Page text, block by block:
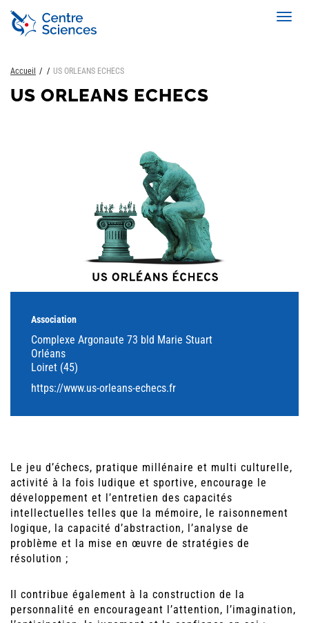
Aller
contenu
Accueil US ORLEANS ECHECS
US ORLEANS ECHECS
Association
Complexe Argonaute 73 bld Marie Stuart
Orléans
Loiret (45)
https://www.us-orleans-echecs.fr
Le jeu d’échecs, pratique millénaire et multi culturelle,
activité à la fois ludique et sportive, encourage le
développement et l’entretien des capacités
intellectuelles telles que la mémoire, le raisonnement
logique, la capacité d’abstraction, l’analyse de
problème et la mise en œuvre de stratégies de
résolution ;
Il contribue également à la construction de la
personnalité en encourageant l’attention, l’imagination,